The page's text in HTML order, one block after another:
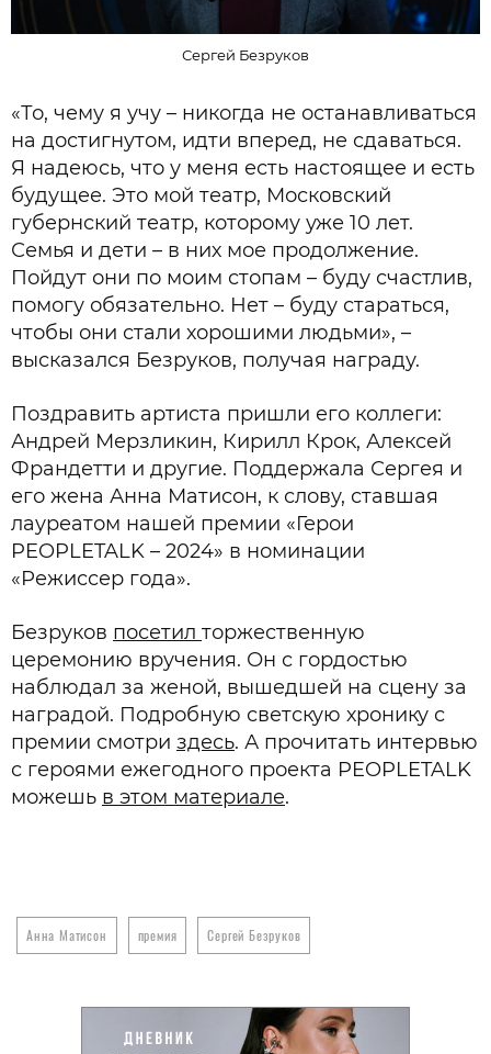
Сергей Безруков
«То, чему я учу – никогда не останавливаться
на достигнутом, идти вперед, не сдаваться.
Я надеюсь, что у меня есть настоящее и есть
будущее. Это мой театр, Московский
губернский театр, которому уже 10 лет.
Семья и дети – в них мое продолжение.
Пойдут они по моим стопам – буду счастлив,
помогу обязательно. Нет – буду стараться,
чтобы они стали хорошими людьми», –
высказался Безруков, получая награду.
Поздравить артиста пришли его коллеги:
Андрей Мерзликин, Кирилл Крок, Алексей
Франдетти и другие. Поддержала Сергея и
его жена Анна Матисон, к слову, ставшая
лауреатом нашей премии «Герои
PEOPLETALK – 2024» в номинации
«Режиссер года».
Безруков посетил торжественную
церемонию вручения. Он с гордостью
наблюдал за женой, вышедшей на сцену за
наградой. Подробную светскую хронику с
премии смотри здесь. А прочитать интервью
с героями ежегодного проекта PEOPLETALK
можешь в этом материале.
Анна Матисон премия Сергей Безруков